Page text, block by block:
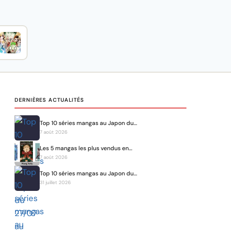
DERNIÈRES ACTUALITÉS
Top 10 séries mangas au Japon du…
7 août 2026
Les 5 mangas les plus vendus en…
7 août 2026
Top 10 séries mangas au Japon du…
31 juillet 2026